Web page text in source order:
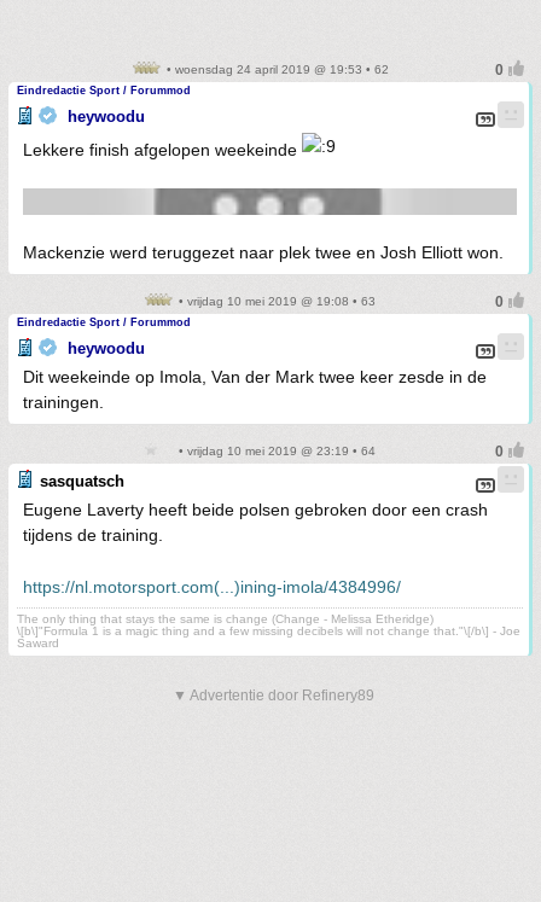
• woensdag 24 april 2019 @ 19:53 • 62
Eindredactie Sport / Forummod
heywoodu
Lekkere finish afgelopen weekeinde
Mackenzie werd teruggezet naar plek twee en Josh Elliott won.
• vrijdag 10 mei 2019 @ 19:08 • 63
Eindredactie Sport / Forummod
heywoodu
Dit weekeinde op Imola, Van der Mark twee keer zesde in de
trainingen.
• vrijdag 10 mei 2019 @ 23:19 • 64
sasquatsch
Eugene Laverty heeft beide polsen gebroken door een crash
tijdens de training.
https://nl.motorsport.com(...)ining-imola/4384996/
The only thing that stays the same is change (Change - Melissa Etheridge)
\[b\]"Formula 1 is a magic thing and a few missing decibels will not change that."\[/b\] - Joe
Saward
▼ Advertentie door Refinery89